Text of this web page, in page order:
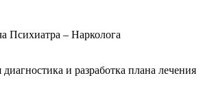
Психиатра – Нарколога
и разработка плана лечения